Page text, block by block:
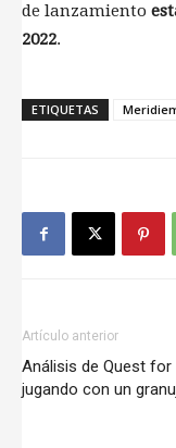
de lanzamiento
2022.
ETIQUETAS
Artículo anterior
Análisis de Quest for
jugando con un